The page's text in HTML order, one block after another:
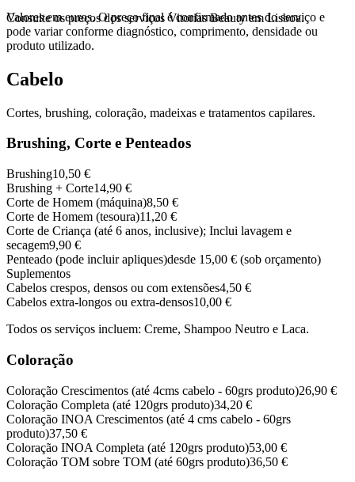
Consulte os preços dos serviços Vitorias Beauty em Lisboa.
Valores em euros. O preço final é confirmado antes do serviço e
pode variar conforme diagnóstico, comprimento, densidade ou
produto utilizado.
Cabelo
Cortes, brushing, coloração, madeixas e tratamentos capilares.
Brushing, Corte e Penteados
Brushing10,50 €
Brushing + Corte14,90 €
Corte de Homem (máquina)8,50 €
Corte de Homem (tesoura)11,20 €
Corte de Criança (até 6 anos, inclusive); Inclui lavagem e
secagem9,90 €
Penteado (pode incluir apliques)desde 15,00 € (sob orçamento)
Suplementos
Cabelos crespos, densos ou com extensões4,50 €
Cabelos extra-longos ou extra-densos10,00 €
Todos os serviços incluem: Creme, Shampoo Neutro e Laca.
Coloração
Coloração Crescimentos (até 4cms cabelo - 60grs produto)26,90 €
Coloração Completa (até 120grs produto)34,20 €
Coloração INOA Crescimentos (até 4 cms cabelo - 60grs
produto)37,50 €
Coloração INOA Completa (até 120grs produto)53,00 €
Coloração TOM sobre TOM (até 60grs produto)36,50 €